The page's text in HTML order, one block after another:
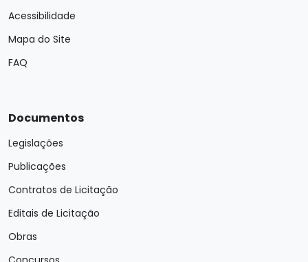
Acessibilidade
Mapa do Site
FAQ
Documentos
Legislações
Publicações
Contratos de Licitação
Editais de Licitação
Obras